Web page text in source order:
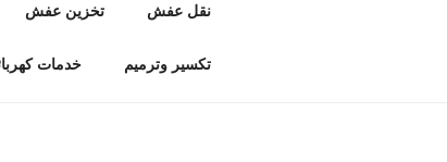
نقل عفش تخزين عفش
تكسير وترميم خدمات